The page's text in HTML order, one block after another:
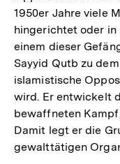
1950er Jahre viele
hingerichtet oder
einem dieser
Sayyid Qutb zu
islamistische
wird. Er entwickelt
bewaffneten
Damit legt er die
gewalttätigen